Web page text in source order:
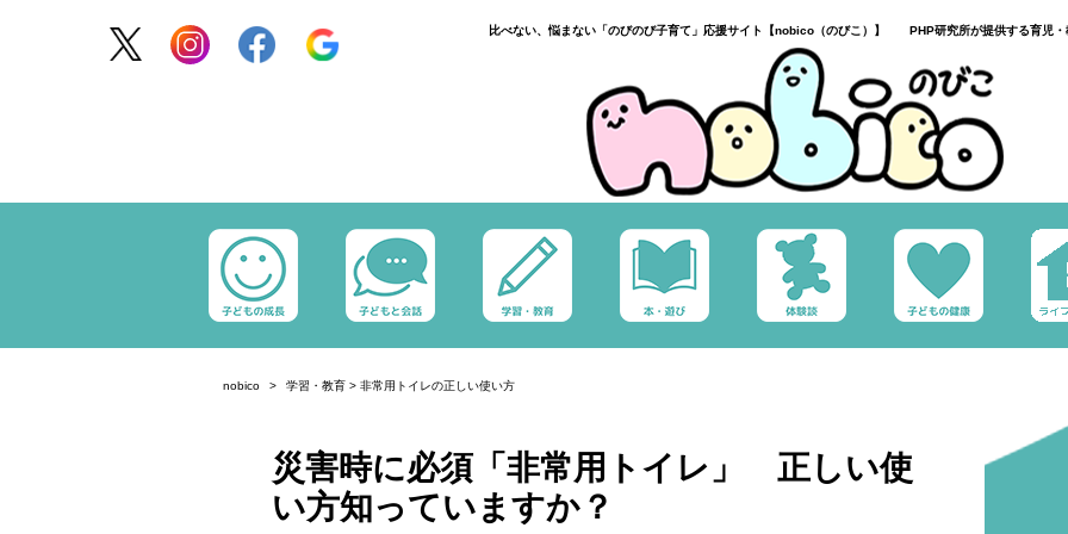
比べない、悩まない「のびのび子育て」応援サイト【nobico（のびこ）】 PHP研究所が提供する育児・
nobico 学習・教育 > 非常用トイレの正しい使い方
災害時に必須「非常用トイレ」 正しい使
い方知っていますか？